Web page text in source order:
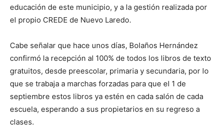
educación de este municipio, y a la gestión realizada por
el propio CREDE de Nuevo Laredo.
Cabe señalar que hace unos días, Bolaños Hernández
confirmó la recepción al 100% de todos los libros de texto
gratuitos, desde preescolar, primaria y secundaria, por lo
que se trabaja a marchas forzadas para que el 1 de
septiembre estos libros ya estén en cada salón de cada
escuela, esperando a sus propietarios en su regreso a
clases.